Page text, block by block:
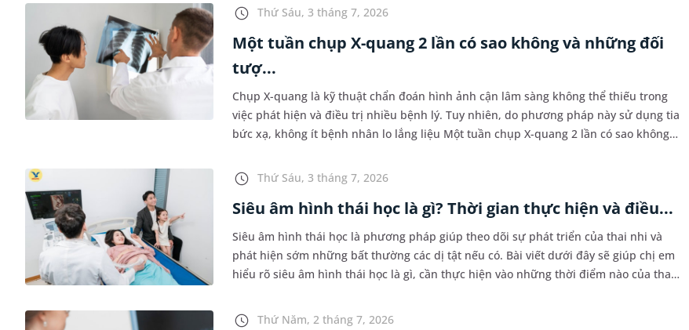
Thứ Sáu, 3 tháng 7, 2026
Một tuần chụp X-quang 2 lần có sao không và những đối
tượ...
Chụp X-quang là kỹ thuật chẩn đoán hình ảnh cận lâm sàng không thể thiếu trong
việc phát hiện và điều trị nhiều bệnh lý. Tuy nhiên, do phương pháp này sử dụng tia
bức xạ, không ít bệnh nhân lo lắng liệu Một tuần chụp X-quang 2 lần có sao không
Thứ Sáu, 3 tháng 7, 2026
Siêu âm hình thái học là gì? Thời gian thực hiện và điều...
Siêu âm hình thái học là phương pháp giúp theo dõi sự phát triển của thai nhi và
phát hiện sớm những bất thường các dị tật nếu có. Bài viết dưới đây sẽ giúp chị em
hiểu rõ siêu âm hình thái học là gì, cần thực hiện vào những thời điểm nào của thai
Thứ Năm, 2 tháng 7, 2026